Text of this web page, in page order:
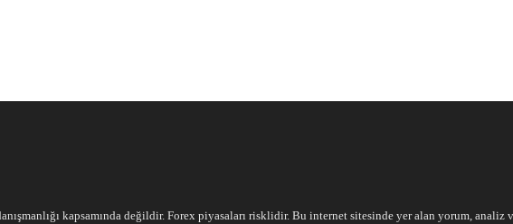
kapsamında değildir. Forex piyasaları risklidir. Bu internet sitesinde yer alan yorum,